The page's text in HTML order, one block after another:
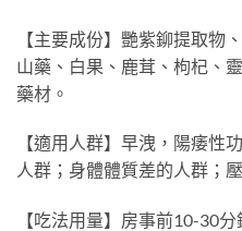
【主要成份】艷紫鉚提取物
山藥、白果、鹿茸、枸杞、
藥材。
【適用人群】早洩，陽痿性
人群；身體體質差的人群；
【吃法用量】房事前10-30